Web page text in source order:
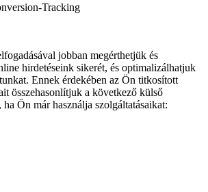
Tracking
jobban megérthetjük és
hirdetéseink sikerét, és optimalizálhatjuk
Ennek érdekében az Ön titkosított
összehasonlítjuk a következő külső
Ön már használja szolgáltatásaikat: